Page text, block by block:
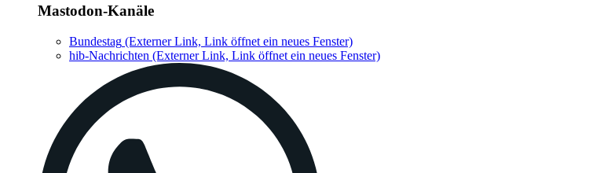
Mastodon-Kanäle
Bundestag (Externer Link, Link öffnet ein neues Fenster)
hib-Nachrichten (Externer Link, Link öffnet ein neues Fenster)